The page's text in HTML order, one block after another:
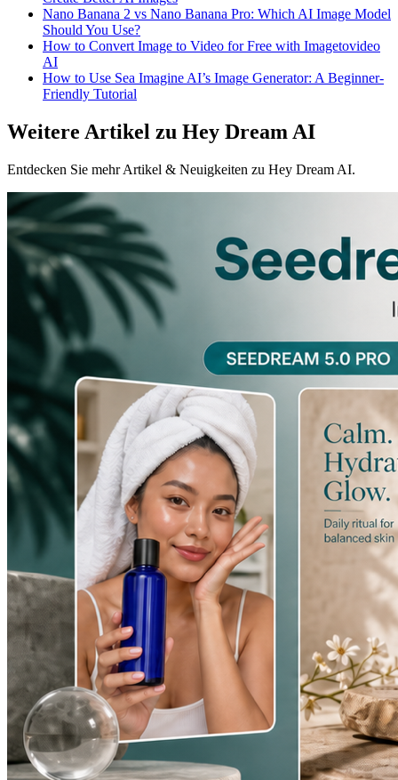
Nano Banana 2 vs Nano Banana Pro: Which AI Image Model
Should You Use?
How to Convert Image to Video for Free with Imagetovideo
AI
How to Use Sea Imagine AI’s Image Generator: A Beginner-
Friendly Tutorial
Weitere Artikel zu Hey Dream AI
Entdecken Sie mehr Artikel & Neuigkeiten zu Hey Dream AI.